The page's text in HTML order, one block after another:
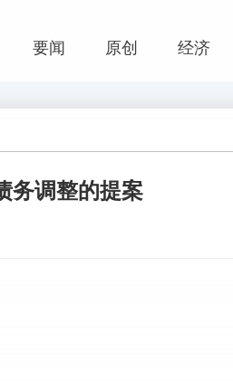
要闻 原创 经济
务调整的提案